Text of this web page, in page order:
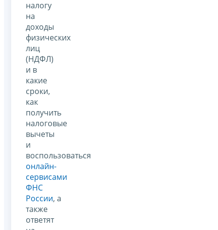
налогу
на
доходы
физических
лиц
(НДФЛ)
и в
какие
сроки,
как
получить
налоговые
вычеты
и
воспользоваться
онлайн-
сервисами
ФНС
России, а
также
ответят